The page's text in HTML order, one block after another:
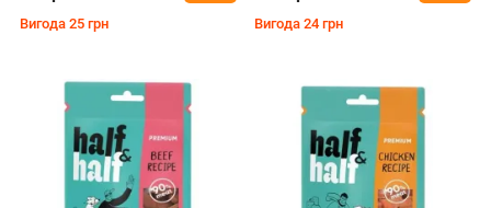
Вигода 25 грн Вигода 24 грн